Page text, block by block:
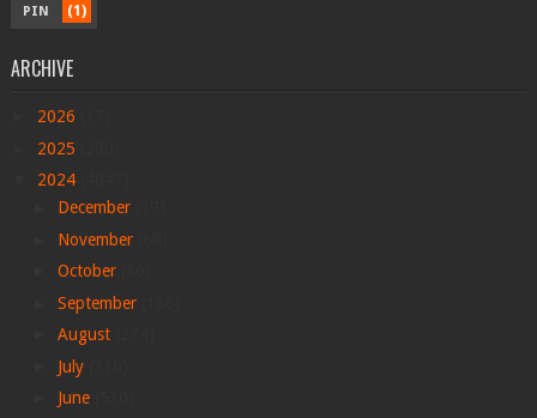
PIN (1)
ARCHIVE
2026
2025
2024
December
November
October
September
August
July
June